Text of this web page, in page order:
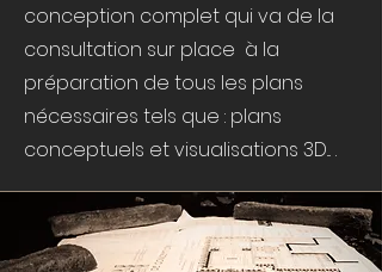
conception complet qui va de la
consultation sur place à la
préparation de tous les plans
nécessaires tels que : plans
conceptuels et visualisations 3D... .